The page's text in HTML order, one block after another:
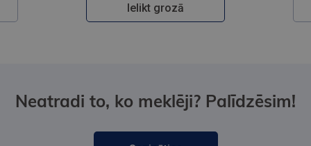
Ielikt grozā
Neatradi to, ko meklēji? Palīdzēsim!